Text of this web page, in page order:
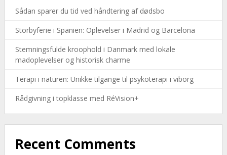
Sådan sparer du tid ved håndtering af dødsbo
Storbyferie i Spanien: Oplevelser i Madrid og Barcelona
Stemningsfulde kroophold i Danmark med lokale
madoplevelser og historisk charme
Terapi i naturen: Unikke tilgange til psykoterapi i viborg
Rådgivning i topklasse med RéVision+
Recent Comments